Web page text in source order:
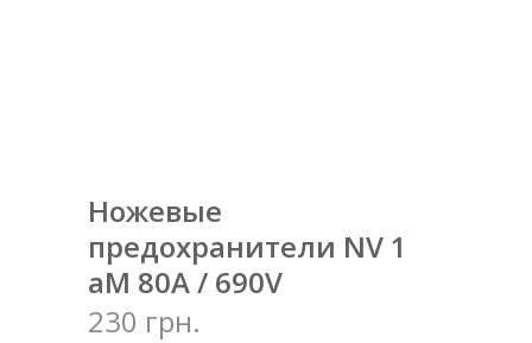
Ножевые
предохранители NV 1
aM 80A / 690V
230 грн.